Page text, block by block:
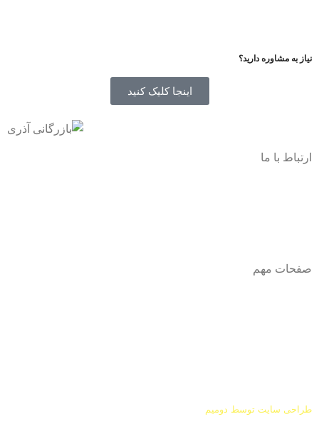
نیاز به مشاوره دارید؟
اینجا کلیک کنید
ارتباط با ما
صفحات مهم
طراحی سایت توسط دومیم